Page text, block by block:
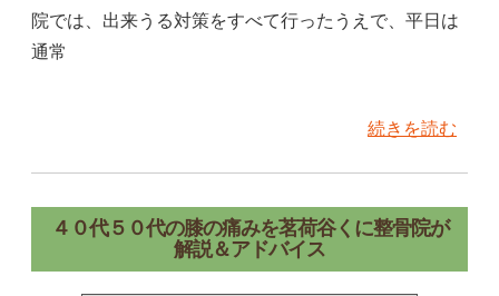
院では、出来うる対策をすべて行ったうえで、平日は
通常
続きを読む
４０代５０代の膝の痛みを茗荷谷くに整骨院が
解説＆アドバイス